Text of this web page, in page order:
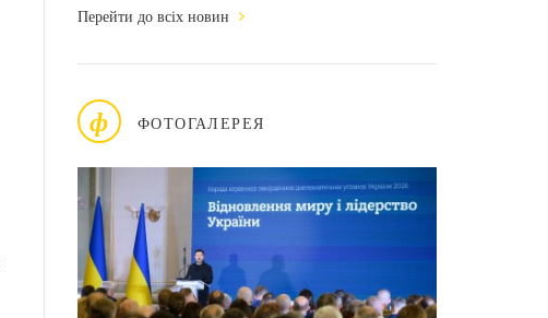
Перейти до всіх новин
ф ФОТОГАЛЕРЕЯ